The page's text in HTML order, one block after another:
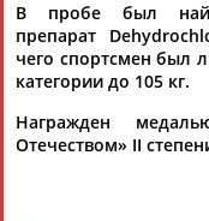
(Проект:Информационное
15.09.2019
Елена Слесаренко:
нынешних условиях
...лишен серебряной
иДмитрий Лапиков-
В пробе был
препарат
чего спортсмен был
категории до 105 кг.
Награжден
Отечеством» II